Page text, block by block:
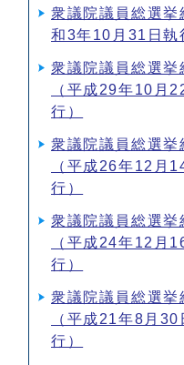
衆議院議員総選挙
和3年10月31日執
衆議院議員総選挙
（平成29年10月
行）
衆議院議員総選挙
（平成26年12月
行）
衆議院議員総選挙
（平成24年12月
行）
衆議院議員総選挙
（平成21年8月30
行）